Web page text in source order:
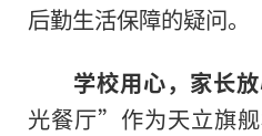
后勤生活保障的疑问。
学校用心，家长
光餐厅”作为天立旗